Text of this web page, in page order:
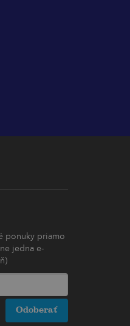
ponuky priamo
jedna e-
Odoberať